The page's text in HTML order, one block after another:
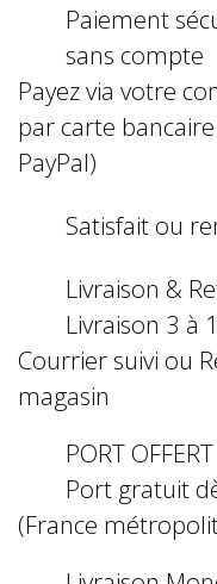
Paiement
sans compte
Payez via votre
par carte
PayPal)
Satisfait ou
Livraison &
Livraison 3 à
Courrier suivi ou
magasin
PORT OFFERT
Port gratuit
(France